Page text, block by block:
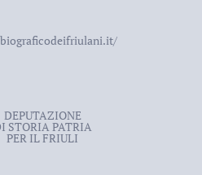
DEPUTAZIONE
STORIA PATRIA
PER IL FRIULI